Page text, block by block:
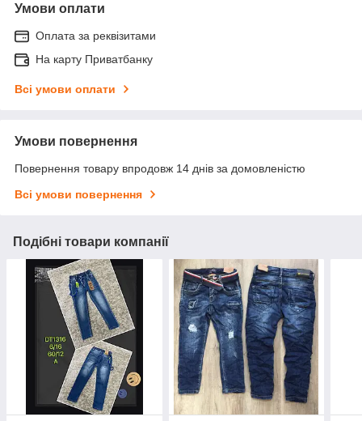
Умови оплати
Оплата за реквізитами
На карту Приватбанку
Всі умови оплати
Умови повернення
Повернення товару впродовж 14 днів за домовленістю
Всі умови повернення
Подібні товари компанії